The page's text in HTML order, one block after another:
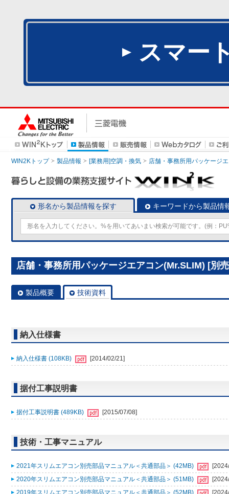
スマー
WIN2Kトップ 製品情報 [業務用]空調・換気 店舗・事務所用パッケージ
形名から製品情報を探す キーワードから製品情
店舗・事務所用パッケージエアコン(Mr.SLIM) [別
製品概要 技術資料
納入仕様書
納入仕様書 (108KB) [2014/02/21]
据付工事説明書
据付工事説明書 (489KB) [2015/07/08]
技術・工事マニュアル
2021年スリムエアコン別売部品マニュアル＜共通部品＞ (42MB)
2020年スリムエアコン別売部品マニュアル＜共通部品＞ (51MB)